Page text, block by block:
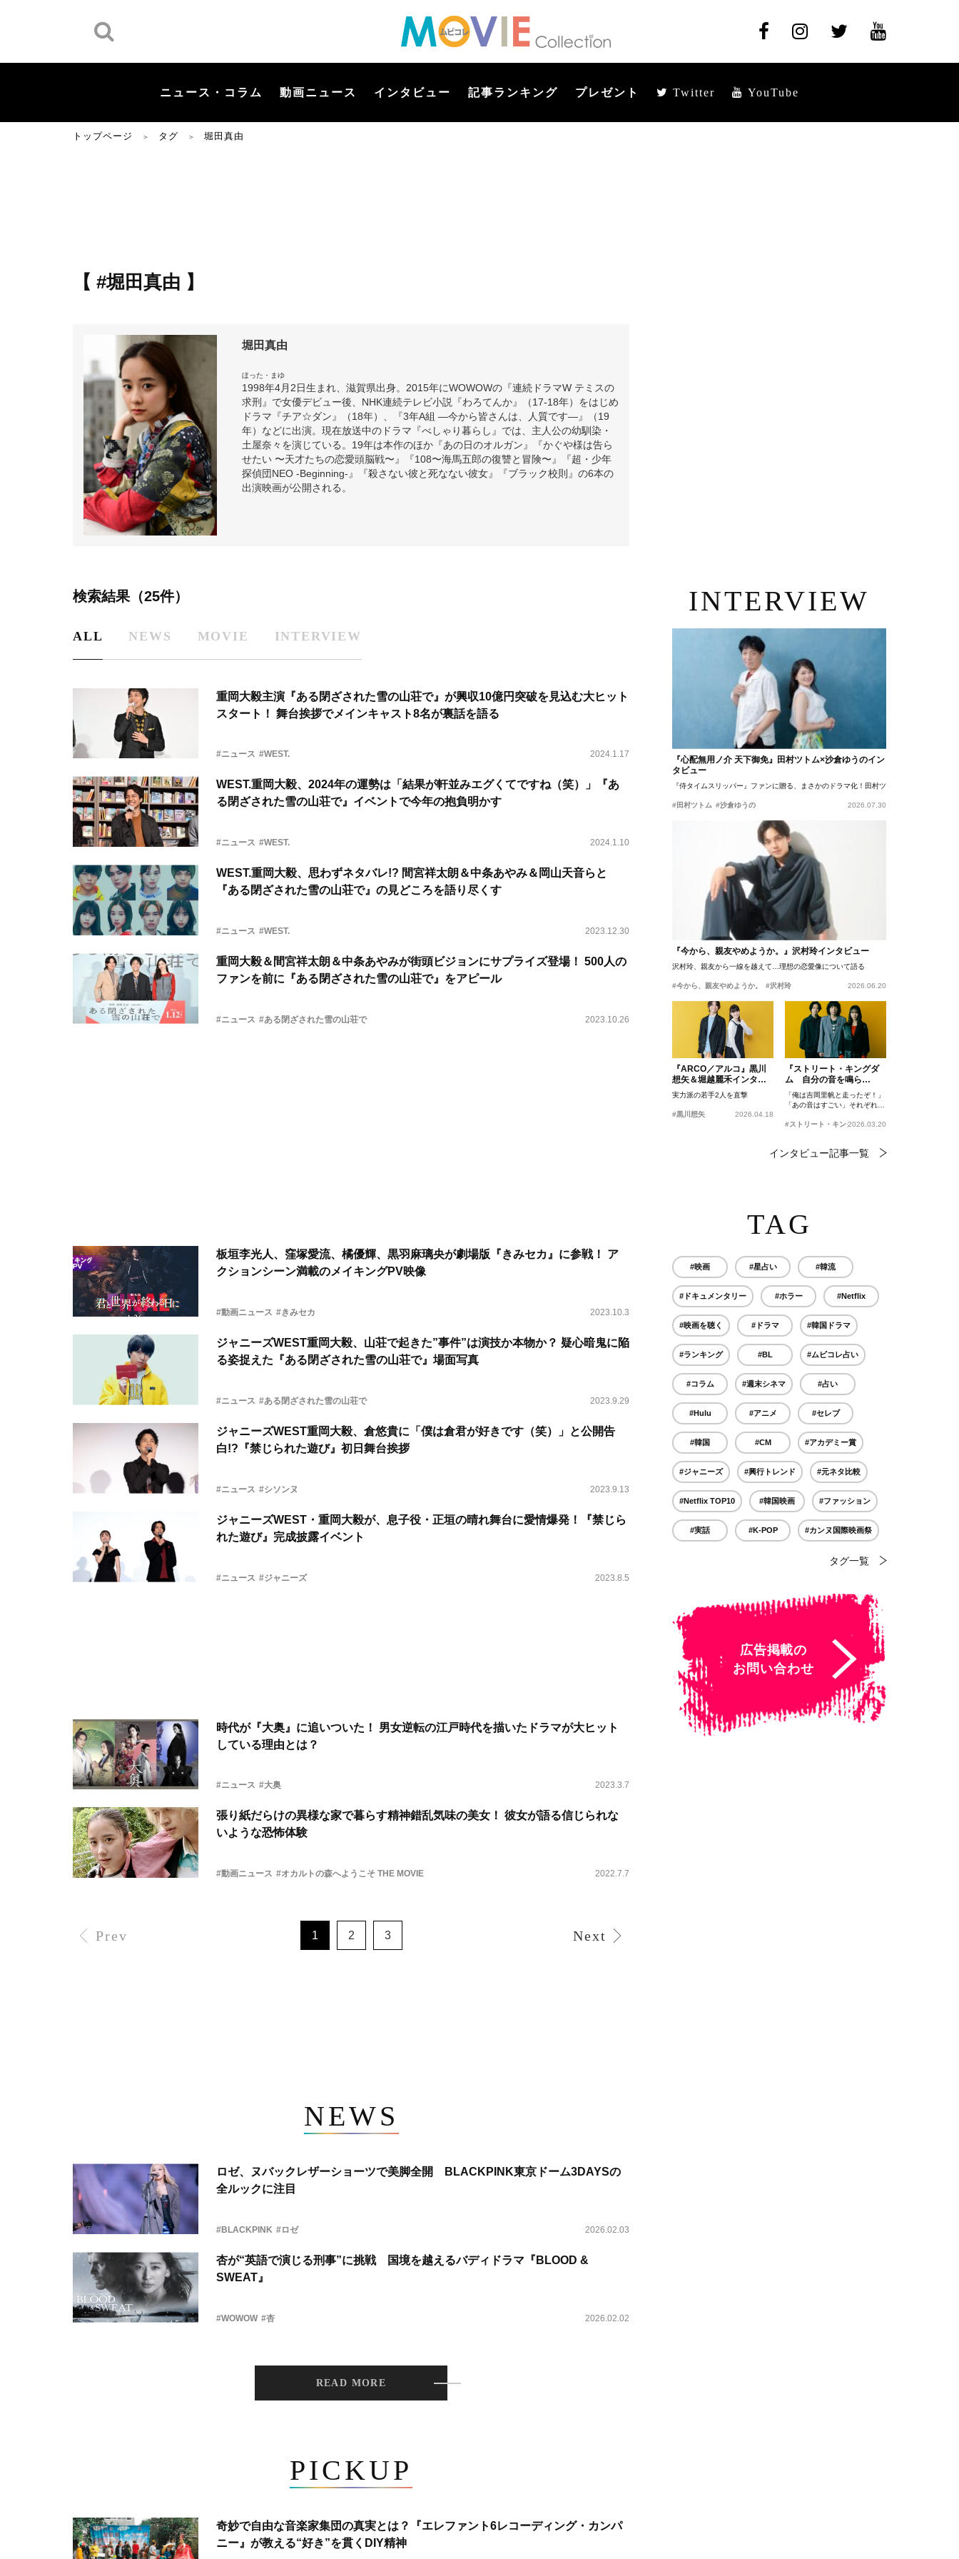
ニュース・コラム 動画ニュース インタビュー 記事ランキング プレゼント Twitter YouTube
トップページ ＞ タグ ＞ 堀田真由
【 #堀田真由 】
堀田真由
ほった・まゆ
1998年4月2日生まれ、滋賀県出身。2015年にWOWOWの『連続ドラマW テミスの
求刑』で女優デビュー後、NHK連続テレビ小説『わろてんか』（17-18年）をはじめ
ドラマ『チア☆ダン』（18年）、『3年A組 ―今から皆さんは、人質です―』（19
年）などに出演。現在放送中のドラマ『べしゃり暮らし』では、主人公の幼馴染・
土屋奈々を演じている。19年は本作のほか『あの日のオルガン』『かぐや様は告ら
せたい 〜天才たちの恋愛頭脳戦〜』『108〜海馬五郎の復讐と冒険〜』『超・少年
探偵団NEO -Beginning-』『殺さない彼と死なない彼女』『ブラック校則』の6本の
出演映画が公開される。
検索結果（25件）
ALL NEWS MOVIE INTERVIEW
重岡大毅主演『ある閉ざされた雪の山荘で』が興収10億円突破を見込む大ヒット
スタート！ 舞台挨拶でメインキャスト8名が裏話を語る
#ニュース #WEST. 2024.1.17
WEST.重岡大毅、2024年の運勢は「結果が軒並みエグくてですね（笑）」『あ
る閉ざされた雪の山荘で』イベントで今年の抱負明かす
#ニュース #WEST. 2024.1.10
WEST.重岡大毅、思わずネタバレ!? 間宮祥太朗＆中条あやみ＆岡山天音らと
『ある閉ざされた雪の山荘で』の見どころを語り尽くす
#ニュース #WEST. 2023.12.30
重岡大毅＆間宮祥太朗＆中条あやみが街頭ビジョンにサプライズ登場！ 500人の
ファンを前に『ある閉ざされた雪の山荘で』をアピール
#ニュース #ある閉ざされた雪の山荘で 2023.10.26
板垣李光人、窪塚愛流、橘優輝、黒羽麻璃央が劇場版『きみセカ』に参戦！ ア
クションシーン満載のメイキングPV映像
#動画ニュース #きみセカ 2023.10.3
ジャニーズWEST重岡大毅、山荘で起きた”事件”は演技か本物か？ 疑心暗鬼に陥
る姿捉えた『ある閉ざされた雪の山荘で』場面写真
#ニュース #ある閉ざされた雪の山荘で 2023.9.29
ジャニーズWEST重岡大毅、倉悠貴に「僕は倉君が好きです（笑）」と公開告
白!?『禁じられた遊び』初日舞台挨拶
#ニュース #シソンヌ 2023.9.13
ジャニーズWEST・重岡大毅が、息子役・正垣の晴れ舞台に愛情爆発！『禁じら
れた遊び』完成披露イベント
#ニュース #ジャニーズ 2023.8.5
時代が『大奥』に追いついた！ 男女逆転の江戸時代を描いたドラマが大ヒット
している理由とは？
#ニュース #大奥 2023.3.7
張り紙だらけの異様な家で暮らす精神錯乱気味の美女！ 彼女が語る信じられな
いような恐怖体験
#動画ニュース #オカルトの森へようこそ THE MOVIE 2022.7.7
Prev 1 2 3 Next
NEWS
ロゼ、ヌバックレザーショーツで美脚全開 BLACKPINK東京ドーム3DAYSの
全ルックに注目
#BLACKPINK #ロゼ 2026.02.03
杏が“英語で演じる刑事”に挑戦 国境を越えるバディドラマ『BLOOD &
SWEAT』
#WOWOW #杏 2026.02.02
READ MORE
PICKUP
奇妙で自由な音楽家集団の真実とは？『エレファント6レコーディング・カンパ
ニー』が教える“好き”を貫くDIY精神
INTERVIEW
『心配無用ノ介 天下御免』田村ツトム×沙倉ゆうのイン
タビュー
『侍タイムスリッパー』ファンに贈る、まさかのドラマ化！田村ツトム×沙倉ゆうのが語
#田村ツトム #沙倉ゆうの 2026.07.30
『今から、親友やめようか。』沢村玲インタビュー
沢村玲、親友から一線を越えて…理想の恋愛像について語る
#今から、親友やめようか。 #沢村玲 2026.06.20
『ARCO／アルコ』黒川
想矢＆堀越麗禾インタビ
ュー
実力派の若手2人を直撃
#黒川想矢 2026.04.18
『ストリート・キングダ
ム 自分の音を鳴ら
せ。』峯田和伸、若葉竜
也、吉岡里帆インタビュ
ー
「俺は吉岡里帆と走ったぞ！」
「あの音はすごい」それぞれの
#ストリート・キングダム 自分の音を鳴らせ。
2026.03.20
インタビュー記事一覧
TAG
#映画 #星占い #韓流
#ドキュメンタリー #ホラー #Netflix
#映画を聴く #ドラマ #韓国ドラマ
#ランキング #BL #ムビコレ占い
#コラム #週末シネマ #占い
#Hulu #アニメ #セレブ
#韓国 #CM #アカデミー賞
#ジャニーズ #興行トレンド #元ネタ比較
#Netflix TOP10 #韓国映画 #ファッション
#実話 #K-POP #カンヌ国際映画祭
タグ一覧
広告掲載の
お問い合わせ